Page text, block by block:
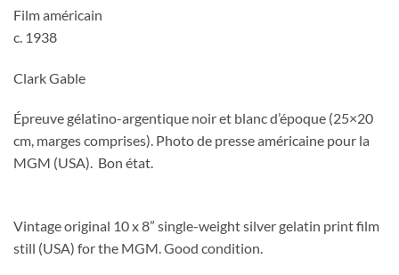
Film américain
c. 1938
Clark Gable
Épreuve gélatino-argentique noir et blanc d’époque (25×20
cm, marges comprises). Photo de presse américaine pour la
MGM (USA). Bon état.
Vintage original 10 x 8” single-weight silver gelatin print film
still (USA) for the MGM. Good condition.